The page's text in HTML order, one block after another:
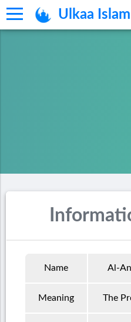
Ulkaa Islam
Name Al-
Meaning The